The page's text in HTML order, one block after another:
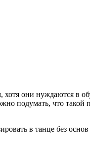
они нуждаются в
подумать, что
в танце без